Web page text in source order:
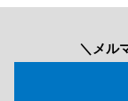
＼メル